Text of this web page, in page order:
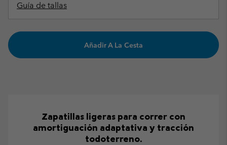
Guía de tallas
Añadir A La Cesta
Zapatillas ligeras para correr con
amortiguación adaptativa y tracción
todoterreno.